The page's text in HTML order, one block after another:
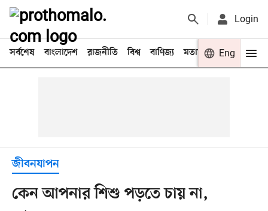
Login
সর্বশেষ বাংলাদেশ রাজনীতি বিশ্ব বাণিজ্য মতামত খেলা
Eng
জীবনযাপন
কেন আপনার শিশু পড়তে চায় না,